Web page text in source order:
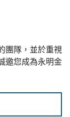
團隊，並於重視
邀您成為永明金